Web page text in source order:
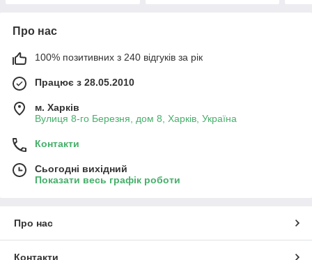
Про нас
100% позитивних з 240 відгуків за рік
Працює з 28.05.2010
м. Харків
Вулиця 8-го Березня, дом 8, Харків, Україна
Контакти
Сьогодні вихідний
Показати весь графік роботи
Про нас
Контакти